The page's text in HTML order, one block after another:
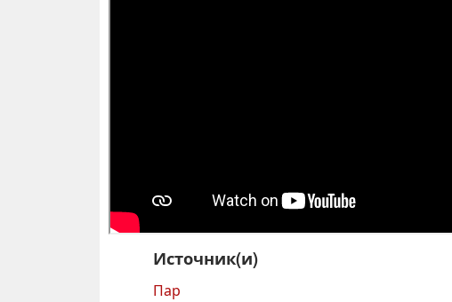
Источник(и)
Пар